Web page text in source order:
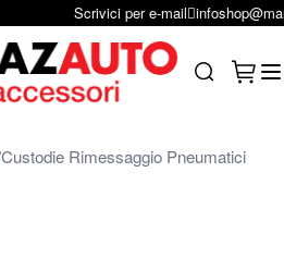
infoshop@marinazauto.it
Custodie Rimessaggio Pneumatici